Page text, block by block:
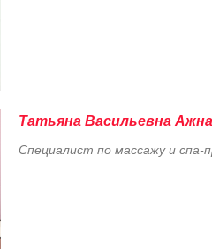
Татьяна Васильевна
Специалист по массажу и спа-